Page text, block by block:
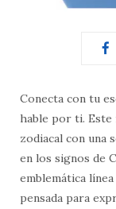
Conecta con tu
hable por ti. Este
zodiacal con una
en los signos de
emblemática línea
pensada para